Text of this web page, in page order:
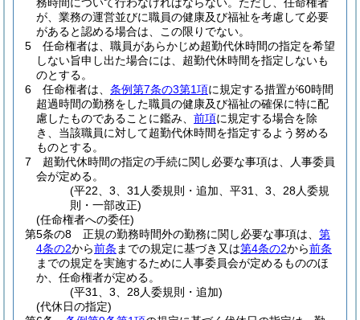
が、業務の運営並びに職員の健康及び福祉を考慮して必要
があると認める場合は、この限りでない。
5
任命権者は、職員があらかじめ超勤代休時間の指定を希望
しない旨申し出た場合には、超勤代休時間を指定しないも
のとする。
6
任命権者は、 条例第7条の3第1項に規定する措置が60時間
超過時間の勤務をした職員の健康及び福祉の確保に特に配
慮したものであることに鑑み、 前項に規定する場合を除
き、当該職員に対して超勤代休時間を指定するよう努める
ものとする。
7
超勤代休時間の指定の手続に関し必要な事項は、人事委員
会が定める。
(平22、3、31人委規則・追加、平31、3、28人委規
則・一部改正)
(任命権者への委任)
第5条の8
正規の勤務時間外の勤務に関し必要な事項は、 第
4条の2から前条 までの規定に基づき又は第4条の2から前条
までの規定を実施するために人事委員会が定めるもののほ
か、任命権者が定める。
(平31、3、28人委規則・追加)
(代休日の指定)